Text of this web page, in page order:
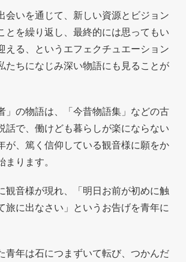
会いを通じて、新しい資源とビジョン
とを繰り返し、最終的には思ってもい
える、というエフェクチュエーション
たちになじみ深い物語にも見ることが
」の物語は、「今昔物語集」などの古
話で、働けども暮らしが楽にならない
が、篤く信仰している観音様に願をか
ります。
観音様が現れ、「明日お前が初めに触
旅に出なさい」というお告げを青年に
青年は石につまずいて転び、つかんだ